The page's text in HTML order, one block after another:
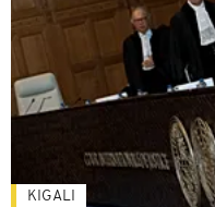
KIGALI